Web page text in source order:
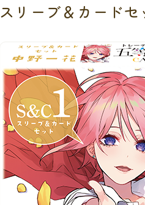
スリーブ＆カード